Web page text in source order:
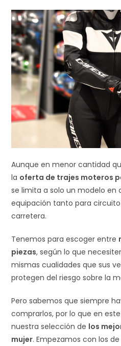
Aunque en menor cantidad
la oferta de trajes moteros
se limita a solo un modelo en
equipación tanto para
carretera.
Tenemos para escoger entre
piezas, según lo que
mismas cualidades que sus
protegen del riesgo sobre la
Pero sabemos que siempre
comprarlos, por lo que en
nuestra selección de los
mujer. Empezamos con los